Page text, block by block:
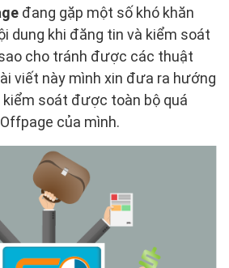
đang gặp một số khó khăn
dung khi đăng tin và kiểm soát
cho tránh được các thuật
viết này mình xin đưa ra hướng
kiểm soát được toàn bộ quá
của mình.